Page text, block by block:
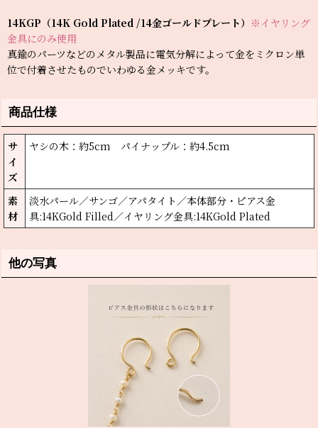
14KGP（14K Gold Plated /14金ゴールドプレート） ※イヤリング
金具にのみ使用
真鍮のパーツなどのメタル製品に電気分解によって金をミクロン単
位で付着させたものでいわゆる金メッキです。
商品仕様
サ
イ
ズ
ヤシの木：約5cm パイナップル：約4.5cm
素
材
淡水パール／サンゴ／アパタイト／本体部分・ピアス金
具:14KGold Filled／イヤリング金具:14KGold Plated
他の写真